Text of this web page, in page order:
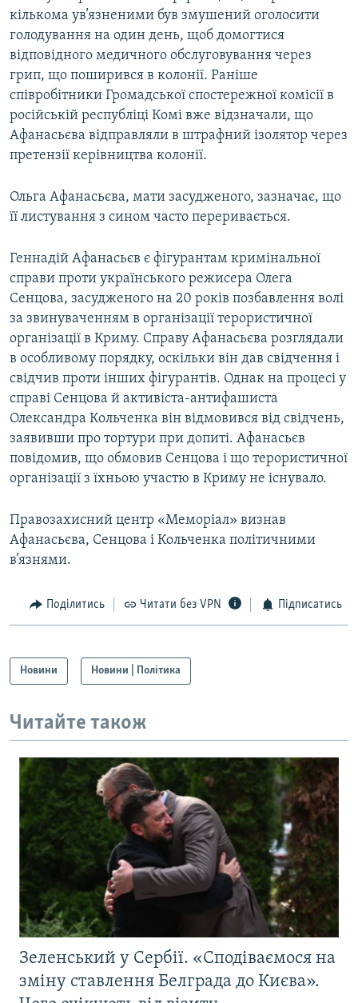
кількома ув’язненими був змушений оголосити
голодування на один день, щоб домогтися
відповідного медичного обслуговування через
грип, що поширився в колонії. Раніше
співробітники Громадської спостережної комісії в
російській республіці Комі вже відзначали, що
Афанасьєва відправляли в штрафний ізолятор через
претензії керівництва колонії.
Ольга Афанасьєва, мати засудженого, зазначає, що
її листування з сином часто переривається.
Геннадій Афанасьєв є фігурантам кримінальної
справи проти українського режисера Олега
Сенцова, засудженого на 20 років позбавлення волі
за звинуваченням в організації терористичної
організації в Криму. Справу Афанасьєва розглядали
в особливому порядку, оскільки він дав свідчення і
свідчив проти інших фігурантів. Однак на процесі у
справі Сенцова й активіста-антифашиста
Олександра Кольченка він відмовився від свідчень,
заявивши про тортури при допиті. Афанасьєв
повідомив, що обмовив Сенцова і що терористичної
організації з їхньою участю в Криму не існувало.
Правозахисний центр «Меморіал» визнав
Афанасьєва, Сенцова і Кольченка політичними
в’язнями.
Поділитись Читати без VPN Підписатись
Новини Новини | Політика
Читайте також
Зеленський у Сербії. «Сподіваємося на
зміну ставлення Белграда до Києва».